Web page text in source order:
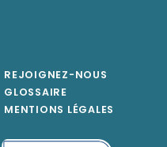
REJOIGNEZ-NOUS
GLOSSAIRE
MENTIONS LÉGALES